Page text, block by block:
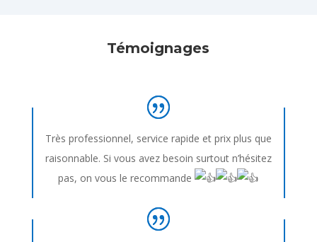
Témoignages
Très professionnel, service rapide et prix plus que
raisonnable. Si vous avez besoin surtout n’hésitez
pas, on vous le recommande